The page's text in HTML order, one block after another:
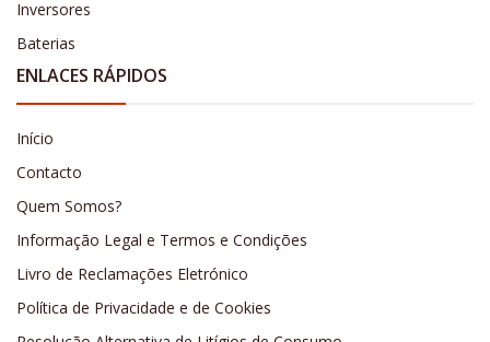
Inversores
Baterias
ENLACES RÁPIDOS
Início
Contacto
Quem Somos?
Informação Legal e Termos e Condições
Livro de Reclamações Eletrónico
Política de Privacidade e de Cookies